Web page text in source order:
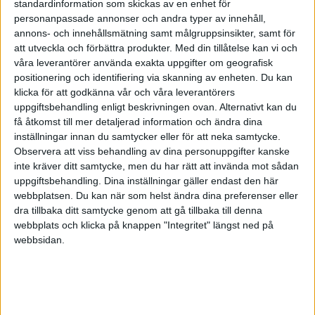
standardinformation som skickas av en enhet för
personanpassade annonser och andra typer av innehåll,
annons- och innehållsmätning samt målgruppsinsikter, samt för
att utveckla och förbättra produkter. Med din tillåtelse kan vi och
våra leverantörer använda exakta uppgifter om geografisk
positionering och identifiering via skanning av enheten. Du kan
klicka för att godkänna vår och våra leverantörers
uppgiftsbehandling enligt beskrivningen ovan. Alternativt kan du
få åtkomst till mer detaljerad information och ändra dina
inställningar innan du samtycker eller för att neka samtycke.
Observera att viss behandling av dina personuppgifter kanske
inte kräver ditt samtycke, men du har rätt att invända mot sådan
uppgiftsbehandling. Dina inställningar gäller endast den här
webbplatsen. Du kan när som helst ändra dina preferenser eller
dra tillbaka ditt samtycke genom att gå tillbaka till denna
webbplats och klicka på knappen "Integritet" längst ned på
webbsidan.
Uppgifterna är följande:
"Skuld för semesterlöner 13 500 kr samt skuld
för upplupna arbetsgivaravgifter på
semesterlönen, 4 320 kr, skall bokföras."
Vilka konton använder jag här?
"Periodisera försäkringspremien. Fakturan
erhölls den 10/2 (Årspremie 36000) och
betalades i slutet av februari månad. Årspremien
avser försäkringsperioden 090301 – 090228. Den
del av försäkringen som ej är förbrukad, jan-feb,
ska nu periodiseras."